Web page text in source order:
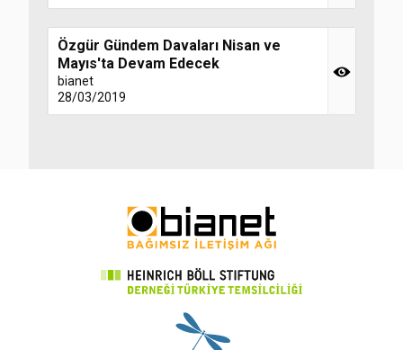
Özgür Gündem Davaları Nisan ve
Mayıs'ta Devam Edecek
bianet
28/03/2019